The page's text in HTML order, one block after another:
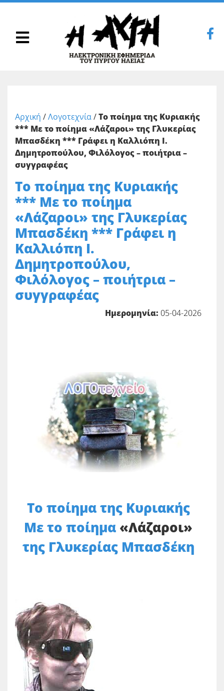
Αρχική /Λογοτεχνία/Το ποίημα της Κυριακής
*** Με το ποίημα «Λάζαροι» της Γλυκερίας
Μπασδέκη *** Γράφει η Καλλιόπη Ι.
Δημητροπούλου, Φιλόλογος – ποιήτρια –
συγγραφέας
Το ποίημα της Κυριακής
*** Με το ποίημα
«Λάζαροι» της Γλυκερίας
Μπασδέκη *** Γράφει η
Καλλιόπη Ι.
Δημητροπούλου,
Φιλόλογος – ποιήτρια –
συγγραφέας
Ημερομηνία: 05-04-2026
Το ποίημα της Κυριακής
Με το ποίημα «Λάζαροι»
της Γλυκερίας Μπασδέκη